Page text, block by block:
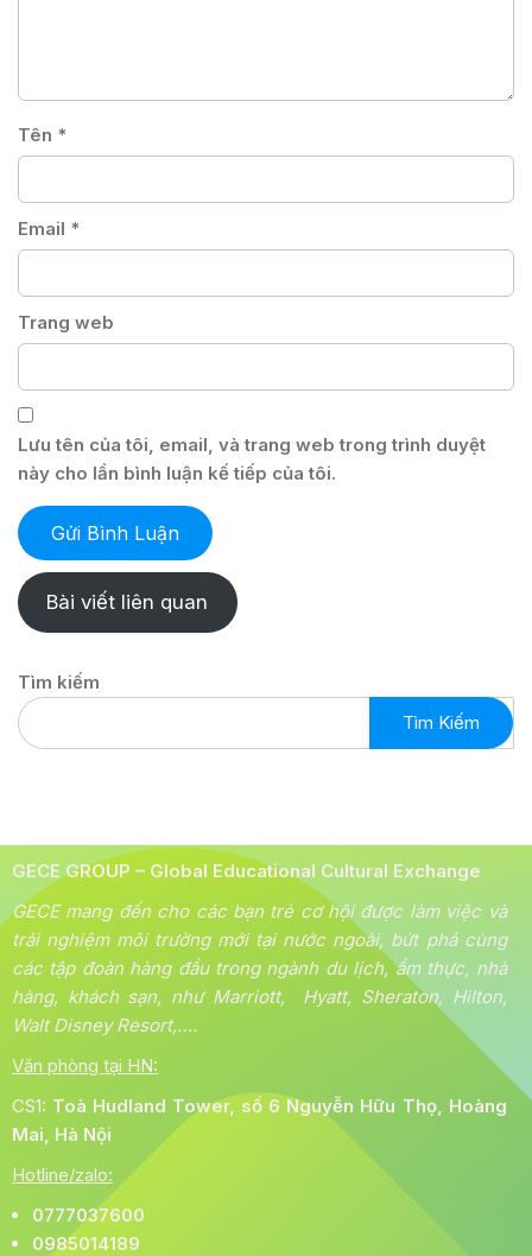
Tên *
Email *
Trang web
Lưu tên của tôi, email, và trang web trong trình duyệt
này cho lần bình luận kế tiếp của tôi.
Bài viết liên quan
Tìm kiếm
Tìm Kiếm
GECE GROUP – Global Educational Cultural Exchange
GECE mang đến cho các bạn trẻ cơ hội được làm việc và
trải nghiệm môi trường mới tại nước ngoài, bứt phá cùng
các tập đoàn hàng đầu trong ngành du lịch, ẩm thực, nhà
hàng, khách sạn, như Marriott, Hyatt, Sheraton, Hilton,
Walt Disney Resort,….
Văn phòng tại HN:
CS1: Toà Hudland Tower, số 6 Nguyễn Hữu Thọ, Hoàng
Mai, Hà Nội
Hotline/zalo:
0777037600
0985014189